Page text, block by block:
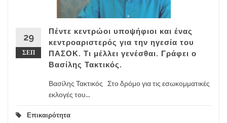
29
ΣΕΠ
Πέντε κεντρώοι υποψήφιοι και ένας
κεντροαριστερός για την ηγεσία του
ΠΑΣΟΚ. Τι μέλλει γενέσθαι. Γράφει ο
Βασίλης Τακτικός.
Βασίλης Τακτικός Στο δρόμο για τις εσωκομματικές
εκλογές του...
Επικαιρότητα